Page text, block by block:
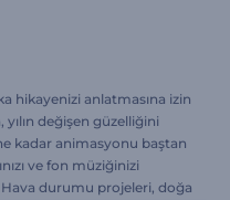
hikayenizi anlatmasına izin
yılın değişen güzelliğini
kadar animasyonu baştan
ve fon müziğinizi
durumu projeleri, doğa